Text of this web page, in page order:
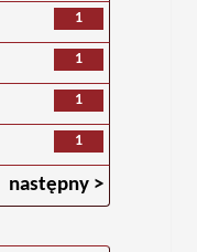
1
1
1
1
następny >